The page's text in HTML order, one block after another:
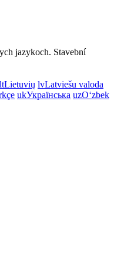
jazykoch. Stavební
ltLietuvių lvLatviešu valoda
ukУкраїнська uzOʻzbek